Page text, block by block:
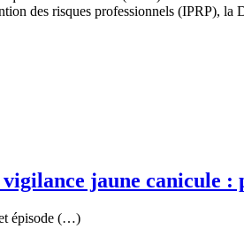
des risques professionnels (IPRP),
jaune canicule :
épisode (…)